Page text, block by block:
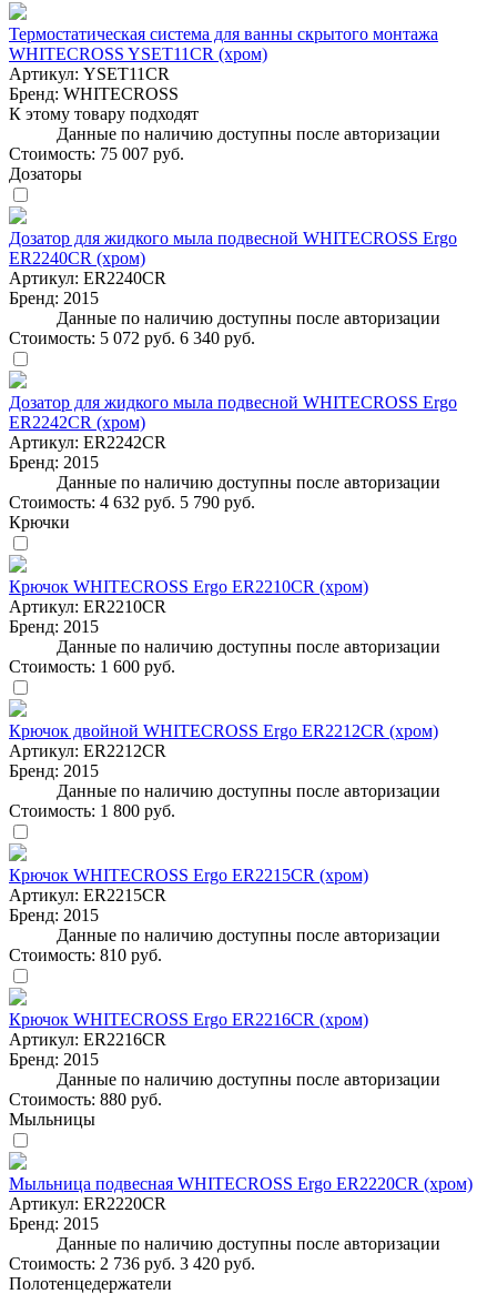
Термостатическая система для ванны скрытого монтажа
WHITECROSS YSET11CR (хром)
Артикул: YSET11CR
Бренд: WHITECROSS
К этому товару подходят
Данные по наличию доступны после авторизации
Стоимость: 75 007 руб.
Дозаторы
Дозатор для жидкого мыла подвесной WHITECROSS Ergo
ER2240CR (хром)
Артикул: ER2240CR
Бренд: 2015
Данные по наличию доступны после авторизации
Стоимость: 5 072 руб. 6 340 руб.
Дозатор для жидкого мыла подвесной WHITECROSS Ergo
ER2242CR (хром)
Артикул: ER2242CR
Бренд: 2015
Данные по наличию доступны после авторизации
Стоимость: 4 632 руб. 5 790 руб.
Крючки
Крючок WHITECROSS Ergo ER2210CR (хром)
Артикул: ER2210CR
Бренд: 2015
Данные по наличию доступны после авторизации
Стоимость: 1 600 руб.
Крючок двойной WHITECROSS Ergo ER2212CR (хром)
Артикул: ER2212CR
Бренд: 2015
Данные по наличию доступны после авторизации
Стоимость: 1 800 руб.
Крючок WHITECROSS Ergo ER2215CR (хром)
Артикул: ER2215CR
Бренд: 2015
Данные по наличию доступны после авторизации
Стоимость: 810 руб.
Крючок WHITECROSS Ergo ER2216CR (хром)
Артикул: ER2216CR
Бренд: 2015
Данные по наличию доступны после авторизации
Стоимость: 880 руб.
Мыльницы
Мыльница подвесная WHITECROSS Ergo ER2220CR (хром)
Артикул: ER2220CR
Бренд: 2015
Данные по наличию доступны после авторизации
Стоимость: 2 736 руб. 3 420 руб.
Полотенцедержатели